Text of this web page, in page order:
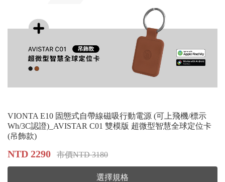
VIONTA E10 固態式自帶線磁吸行動電源 (可上飛機/標示
Wh/3C認證)_AVISTAR C01 雙模版 超微型智慧全球定位卡
(吊飾款​​​​​​​)
NTD 2290 市價NTD 3180
選擇規格